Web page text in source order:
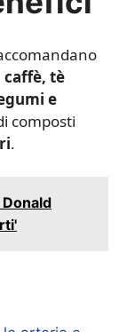
tè
e
composti
.